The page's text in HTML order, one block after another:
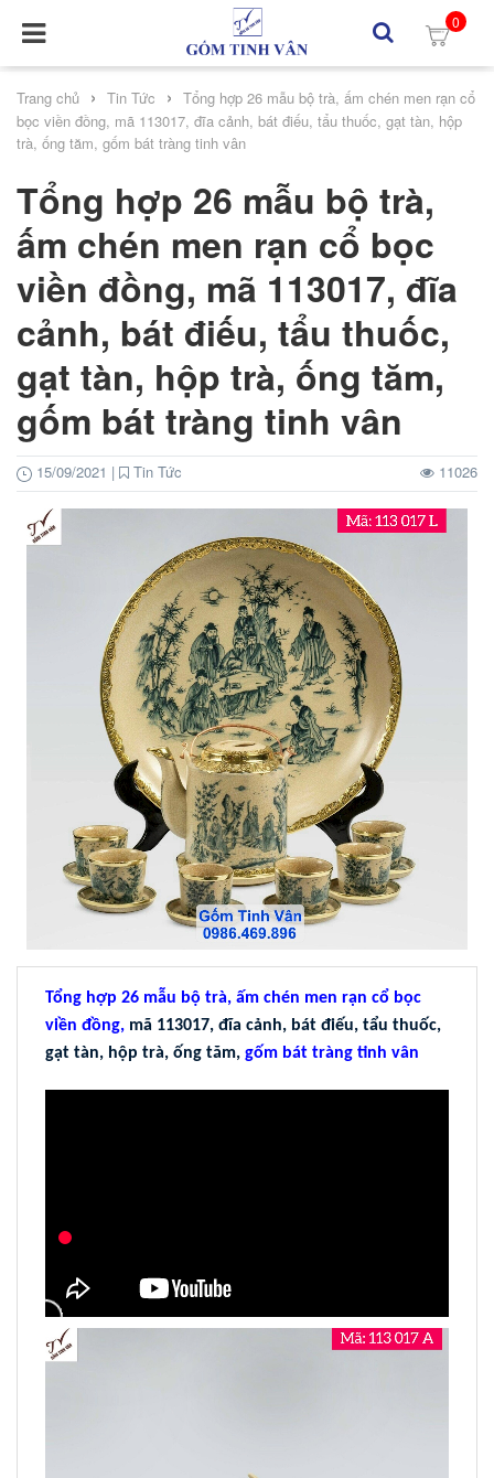
0
Trang chủ › Tin Tức › Tổng hợp 26 mẫu bộ trà, ấm chén men rạn cổ
bọc viền đồng, mã 113017, đĩa cảnh, bát điếu, tẩu thuốc, gạt tàn, hộp
trà, ống tăm, gốm bát tràng tinh vân
Tổng hợp 26 mẫu bộ trà,
ấm chén men rạn cổ bọc
viền đồng, mã 113017, đĩa
cảnh, bát điếu, tẩu thuốc,
gạt tàn, hộp trà, ống tăm,
gốm bát tràng tinh vân
15/09/2021 | Tin Tức 11026
Tổng hợp 26 mẫu bộ trà, ấm chén men rạn cổ bọc
viền đồng, mã 113017, đĩa cảnh, bát điếu, tẩu thuốc,
gạt tàn, hộp trà, ống tăm, gốm bát tràng tinh vân